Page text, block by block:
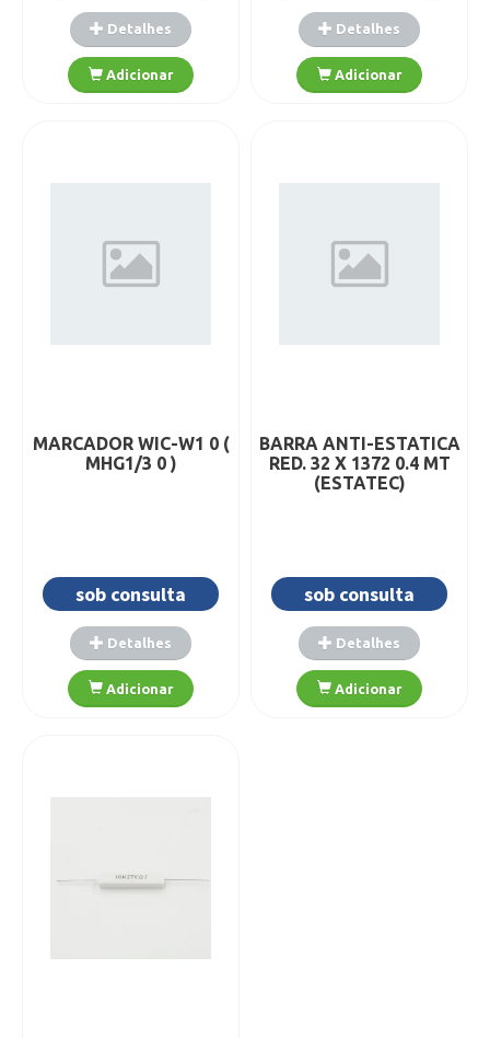
Adicionar Adicionar
MARCADOR WIC-W1 0 (
MHG1/3 0 )
sob consulta
BARRA ANTI-ESTATICA
RED. 32 X 1372 0.4 MT
(ESTATEC)
sob consulta